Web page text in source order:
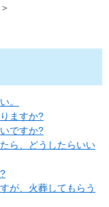
。
ますか?
ですか?
ら、どうしたらいい
が、火葬してもらう